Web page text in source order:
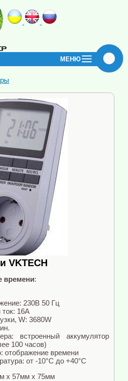
МЕНЮ
VKTECH
времени:
230В 50 Гц
16А
W: 3680W
встроенный аккумулятор
100 часов)
отображение времени
от -10°С до +40°С
x 57мм x 75мм